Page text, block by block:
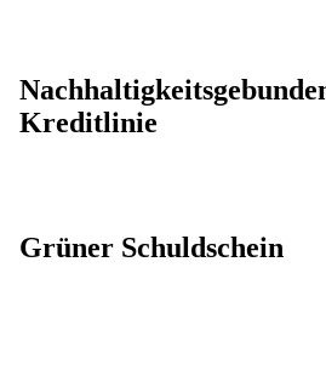
Kreditlinie
Grüner Schuldschein